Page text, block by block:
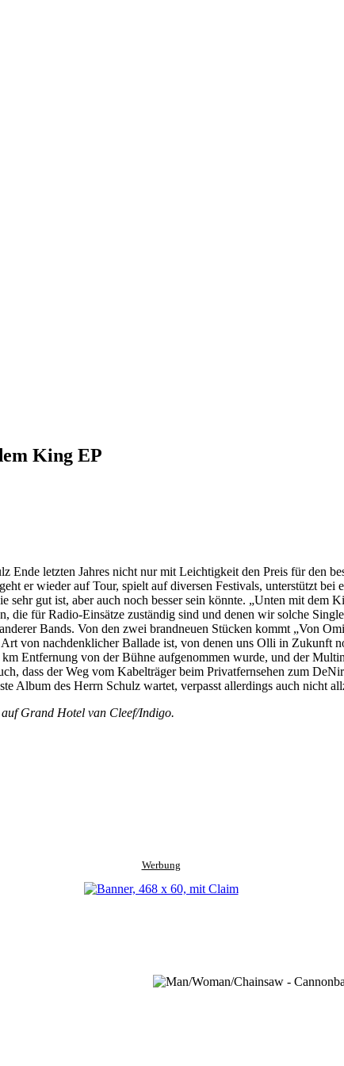
King EP
letzten Jahres nicht nur mit Leichtigkeit den Preis für den
er wieder auf Tour, spielt auf diversen Festivals, unterstützt
sehr gut ist, aber auch noch besser sein könnte. „Unten mit dem
die für Radio-Einsätze zuständig sind und denen wir solche
Bands. Von den zwei brandneuen Stücken kommt „Von
von nachdenklicher Ballade ist, von denen uns Olli in
Entfernung von der Bühne aufgenommen wurde, und der
dass der Weg vom Kabelträger beim Privatfernsehen zum
Album des Herrn Schulz wartet, verpasst allerdings auch nicht
Grand Hotel van Cleef/Indigo.
Werbung